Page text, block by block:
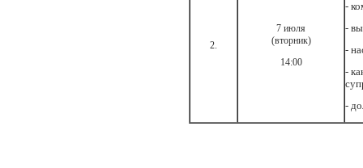
2.
7 июля
(вторник)
14:00
-
-
-
-
-